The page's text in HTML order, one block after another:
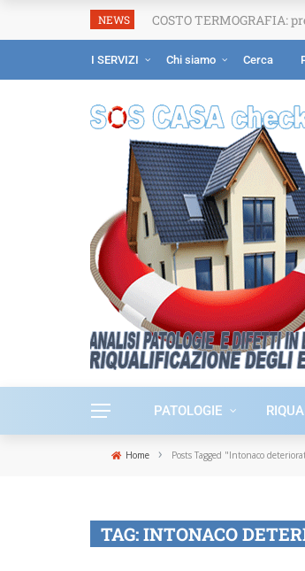
NEWS COSTO TERMOGRAFIA:
I SERVIZI Chi siamo Cerca
PATOLOGIE
Home › Posts Tagged "Intonaco
TAG:INTONACO